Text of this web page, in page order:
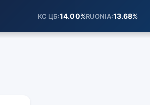
КС ЦБ 14.00%RUONIA 13.68%